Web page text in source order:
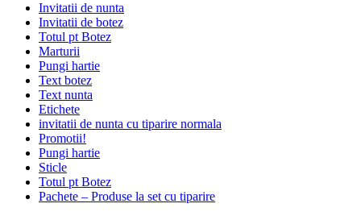
Invitatii de nunta
Invitatii de botez
Totul pt Botez
Marturii
Pungi hartie
Text botez
Text nunta
Etichete
invitatii de nunta cu tiparire normala
Promotii!
Pungi hartie
Sticle
Totul pt Botez
Pachete – Produse la set cu tiparire